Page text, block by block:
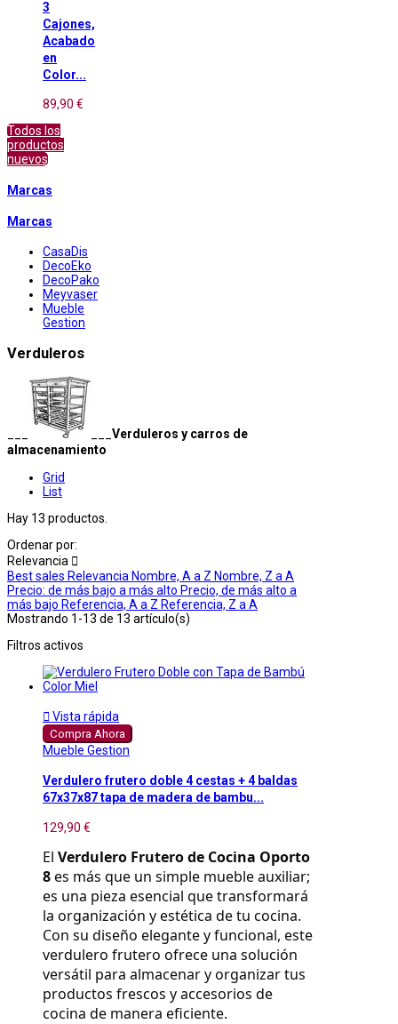
3
Cajones,
Acabado
en
Color...
89,90 €
Todos los
productos
nuevos
Marcas
Marcas
CasaDis
DecoEko
DecoPako
Meyvaser
Mueble
Gestion
Verduleros
Verduleros y carros de
almacenamiento
Grid
List
Hay 13 productos.
Ordenar por:
Relevancia 
Best sales Relevancia Nombre, A a Z Nombre, Z a A
Precio: de más bajo a más alto Precio, de más alto a
más bajo Referencia, A a Z Referencia, Z a A
Mostrando 1-13 de 13 artículo(s)
Filtros activos
 Vista rápida
Compra Ahora
Mueble Gestion
Verdulero frutero doble 4 cestas + 4 baldas
67x37x87 tapa de madera de bambu...
129,90 €
El Verdulero Frutero de Cocina Oporto
8 es más que un simple mueble auxiliar;
es una pieza esencial que transformará
la organización y estética de tu cocina.
Con su diseño elegante y funcional, este
verdulero frutero ofrece una solución
versátil para almacenar y organizar tus
productos frescos y accesorios de
cocina de manera eficiente.